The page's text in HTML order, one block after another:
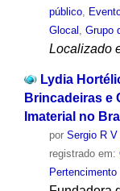
público,
Glocal Grupo
Localizado
Lydia
Brincadeiras e
Imaterial no
por Sergio R V
registrado em:
Pertencimento